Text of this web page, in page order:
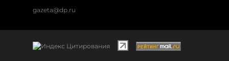
gazeta@dp.ru